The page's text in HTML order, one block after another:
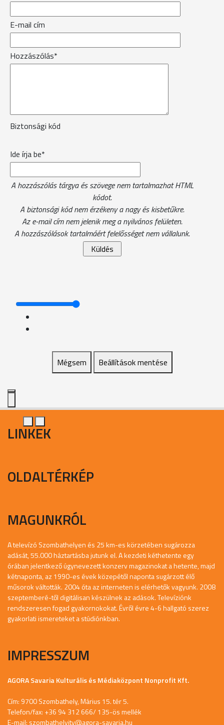
E-mail cím
Hozzászólás*
Biztonsági kód
Ide írja be*
A hozzászólás tárgya és szövege nem tartalmazhat HTML
kódot.
A biztonsági kód nem érzékeny a nagy és kisbetűkre.
Az e-mail cím nem jelenik meg a nyilvános felületen.
A hozzászólások tartalmáért felelősséget nem vállalunk.
Mégsem Beállítások mentése
LINKEK
OLDALTÉRKÉP
MAGUNKRÓL
A televízó Szombathelyen és 25 km-es körzetében sugározza
adását, 55.000 háztartásba jutunk el. A kezdeti kéthetente egy
órában jelentkező úgynevezett konzerv magazinokat a hetente, majd
kétnaponta, az 1990-es évek közepétől naponta sugárzott élő
műsorok váltották. 2004 óta az interneten is elérhetők vagyunk. 2008
szeptemberé-től digitálisan készülnek az adások. Televíziónk
rendszeresen fogad gyakornokokat. Évről évre 4-6 hallgató szerez
gyakorlati ismereteket a stúdiónkban.
IMPRESSZUM
AGORA Savaria Kulturális és Médiaközpont Nonprofit Kft.
Cím: 9700 Szombathely, Márius 15. tér 5.
Telefon/fax: +36 94 312 666/ 135-ös mellék
E-mail: szombathelyitv@agora-savaria.hu